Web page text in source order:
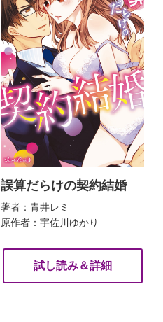
誤算だらけの契約結婚
著者：青井レミ
原作者：宇佐川ゆかり
試し読み＆詳細